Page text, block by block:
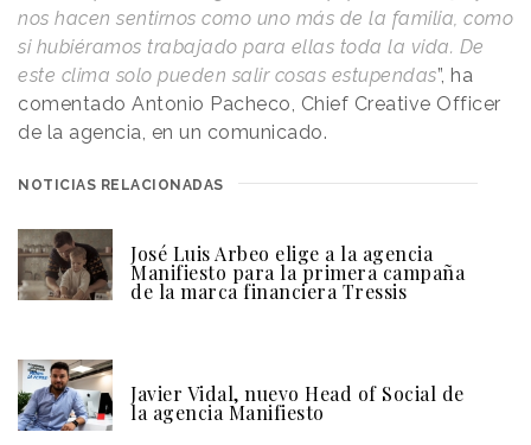
nos hacen sentirnos como uno más de la familia, como
si hubiéramos trabajado para ellas toda la vida. De
este clima solo pueden salir cosas estupendas”, ha
comentado Antonio Pacheco, Chief Creative Officer
de la agencia, en un comunicado.
NOTICIAS RELACIONADAS
José Luis Arbeo elige a la agencia
Manifiesto para la primera campaña
de la marca financiera Tressis
Javier Vidal, nuevo Head of Social de
la agencia Manifiesto